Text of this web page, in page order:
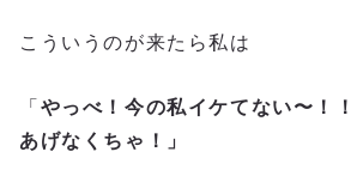
こういうのが来たら私は
「 やっべ！今の私イケてない〜！
あげなくちゃ！」